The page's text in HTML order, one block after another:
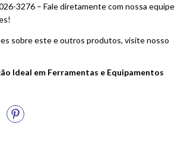
3276 – Fale diretamente com nossa equipe
sobre este e outros produtos, visite nosso
Ideal em Ferramentas e Equipamentos